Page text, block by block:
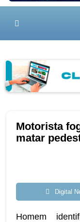
Motorista
matar
Digital
Homem